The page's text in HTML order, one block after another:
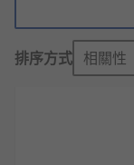
What are PCB
for?
safeguarded
排序方式 相關性